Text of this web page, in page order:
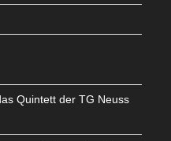
Quintett der TG Neuss